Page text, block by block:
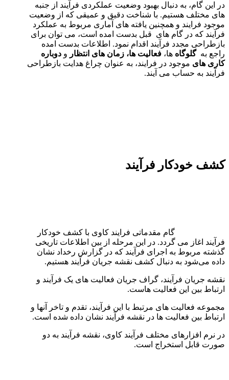
در این گام، به دنبال بهبود وضعیت عملکردی فرآیند از جنبه
های مختلف هستیم. با شناخت دقیق و عمیقی که از وضعیت
موجود فرایند و همچنین یافته های آماری مربوط به عملکرد
فرآیند که در گام های قبل بدست امده است، می توان برای
بازطراحی مجدد فرآیند اقدام نمود. اطلاعات بدست امده
راجع بهگلوگاه ها، فعالیت ها، زمان های انتظار و دوباره
کاری های موجود در فرایند، به عنوان چراغ هدایت بازطراحی
فرآیند به حساب می آیند.
کشف خودکار فرآیند
گام مقدماتی فرایند کاوی با کشف خودکار
فرآیند اغاز می گردد. در این مرحله از بین اطلاعات تاریخی
گذشته مربوط به اجرای فرآیند که در گزارش رخداد نشان
داده می‌شود به دنبال کشف نقشه جریان فرآیند هستیم.
نقشه جریان فرآیند، گراف جریان فعالیت های یک فرآیند و
ارتباط بین این فعالیت هاست.
مجموعه فعالیت های مرتبط با این فرآیند، تقدم و تاخر آنها و
ارتباط بین فعالیت ها در نقشه فرآیند نشان داده شده است.
در نرم افزارهای مختلف فرآیند کاوی، نقشه فرآیند به دو
صورت قابل استخراج است.